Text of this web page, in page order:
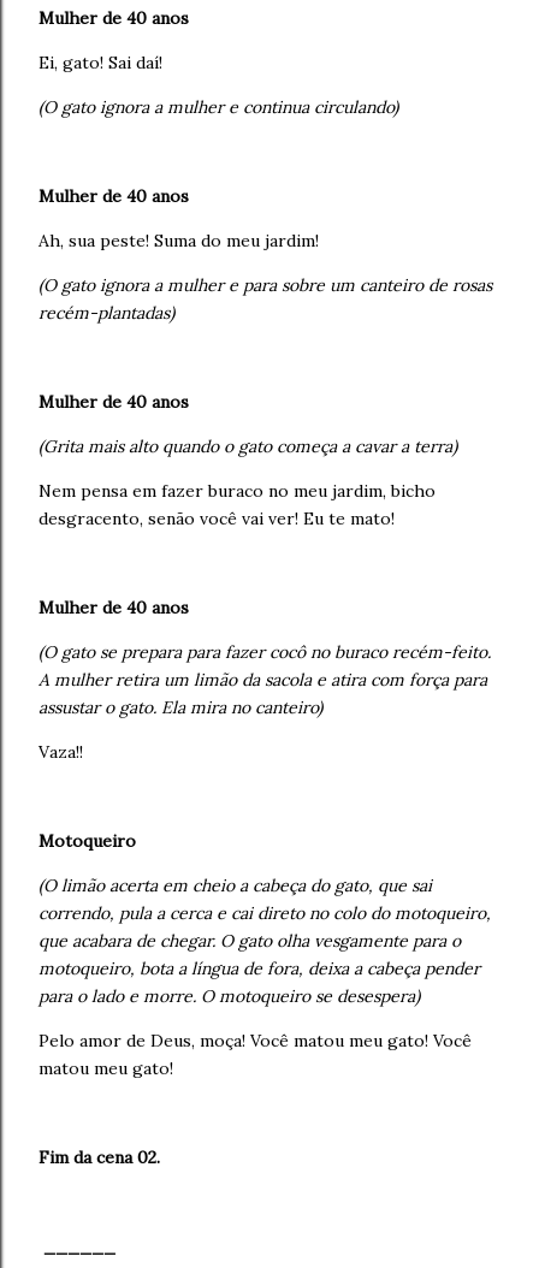
Mulher de 40 anos
Ei, gato! Sai daí!
(O gato ignora a mulher e continua circulando)
Mulher de 40 anos
Ah, sua peste! Suma do meu jardim!
(O gato ignora a mulher e para sobre um canteiro de rosas
recém-plantadas)
Mulher de 40 anos
(Grita mais alto quando o gato começa a cavar a terra)
Nem pensa em fazer buraco no meu jardim, bicho
desgracento, senão você vai ver! Eu te mato!
Mulher de 40 anos
(O gato se prepara para fazer cocô no buraco recém-feito.
A mulher retira um limão da sacola e atira com força para
assustar o gato. Ela mira no canteiro)
Vaza!!
Motoqueiro
(O limão acerta em cheio a cabeça do gato, que sai
correndo, pula a cerca e cai direto no colo do motoqueiro,
que acabara de chegar. O gato olha vesgamente para o
motoqueiro, bota a língua de fora, deixa a cabeça pender
para o lado e morre. O motoqueiro se desespera)
Pelo amor de Deus, moça! Você matou meu gato! Você
matou meu gato!
Fim da cena 02.